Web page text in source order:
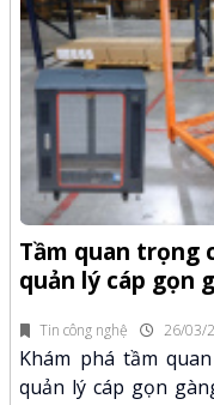
Tin công nghệ 26/03/
Tầm quan trọng
quản lý cáp gọn
Khám phá tầm
quản lý cáp gọn